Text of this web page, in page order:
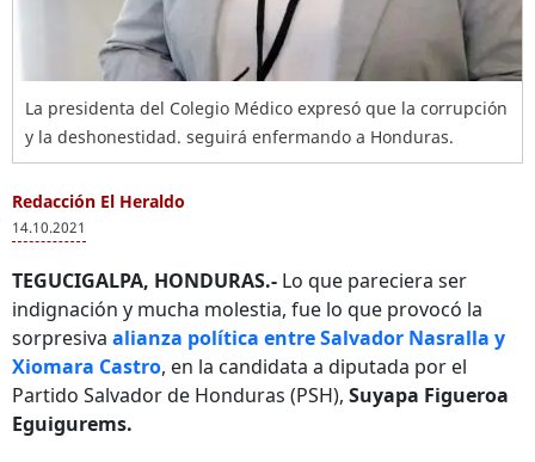
La presidenta del Colegio Médico expresó que la corrupción
y la deshonestidad. seguirá enfermando a Honduras.
Redacción El Heraldo
14.10.2021
TEGUCIGALPA, HONDURAS.- Lo que pareciera ser
indignación y mucha molestia, fue lo que provocó la
sorpresiva alianza política entre Salvador Nasralla y
Xiomara Castro, en la candidata a diputada por el
Partido Salvador de Honduras (PSH), Suyapa Figueroa
Eguigurems.